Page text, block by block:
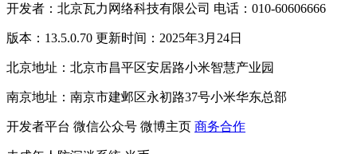
开发者：北京瓦力网络科技有限公司 电话：010-60606666
版本：13.5.0.70 更新时间：2025年3月24日
北京地址：北京市昌平区安居路小米智慧产业园
南京地址：南京市建邺区永初路37号小米华东总部
开发者平台 微信公众号 微博主页 商务合作